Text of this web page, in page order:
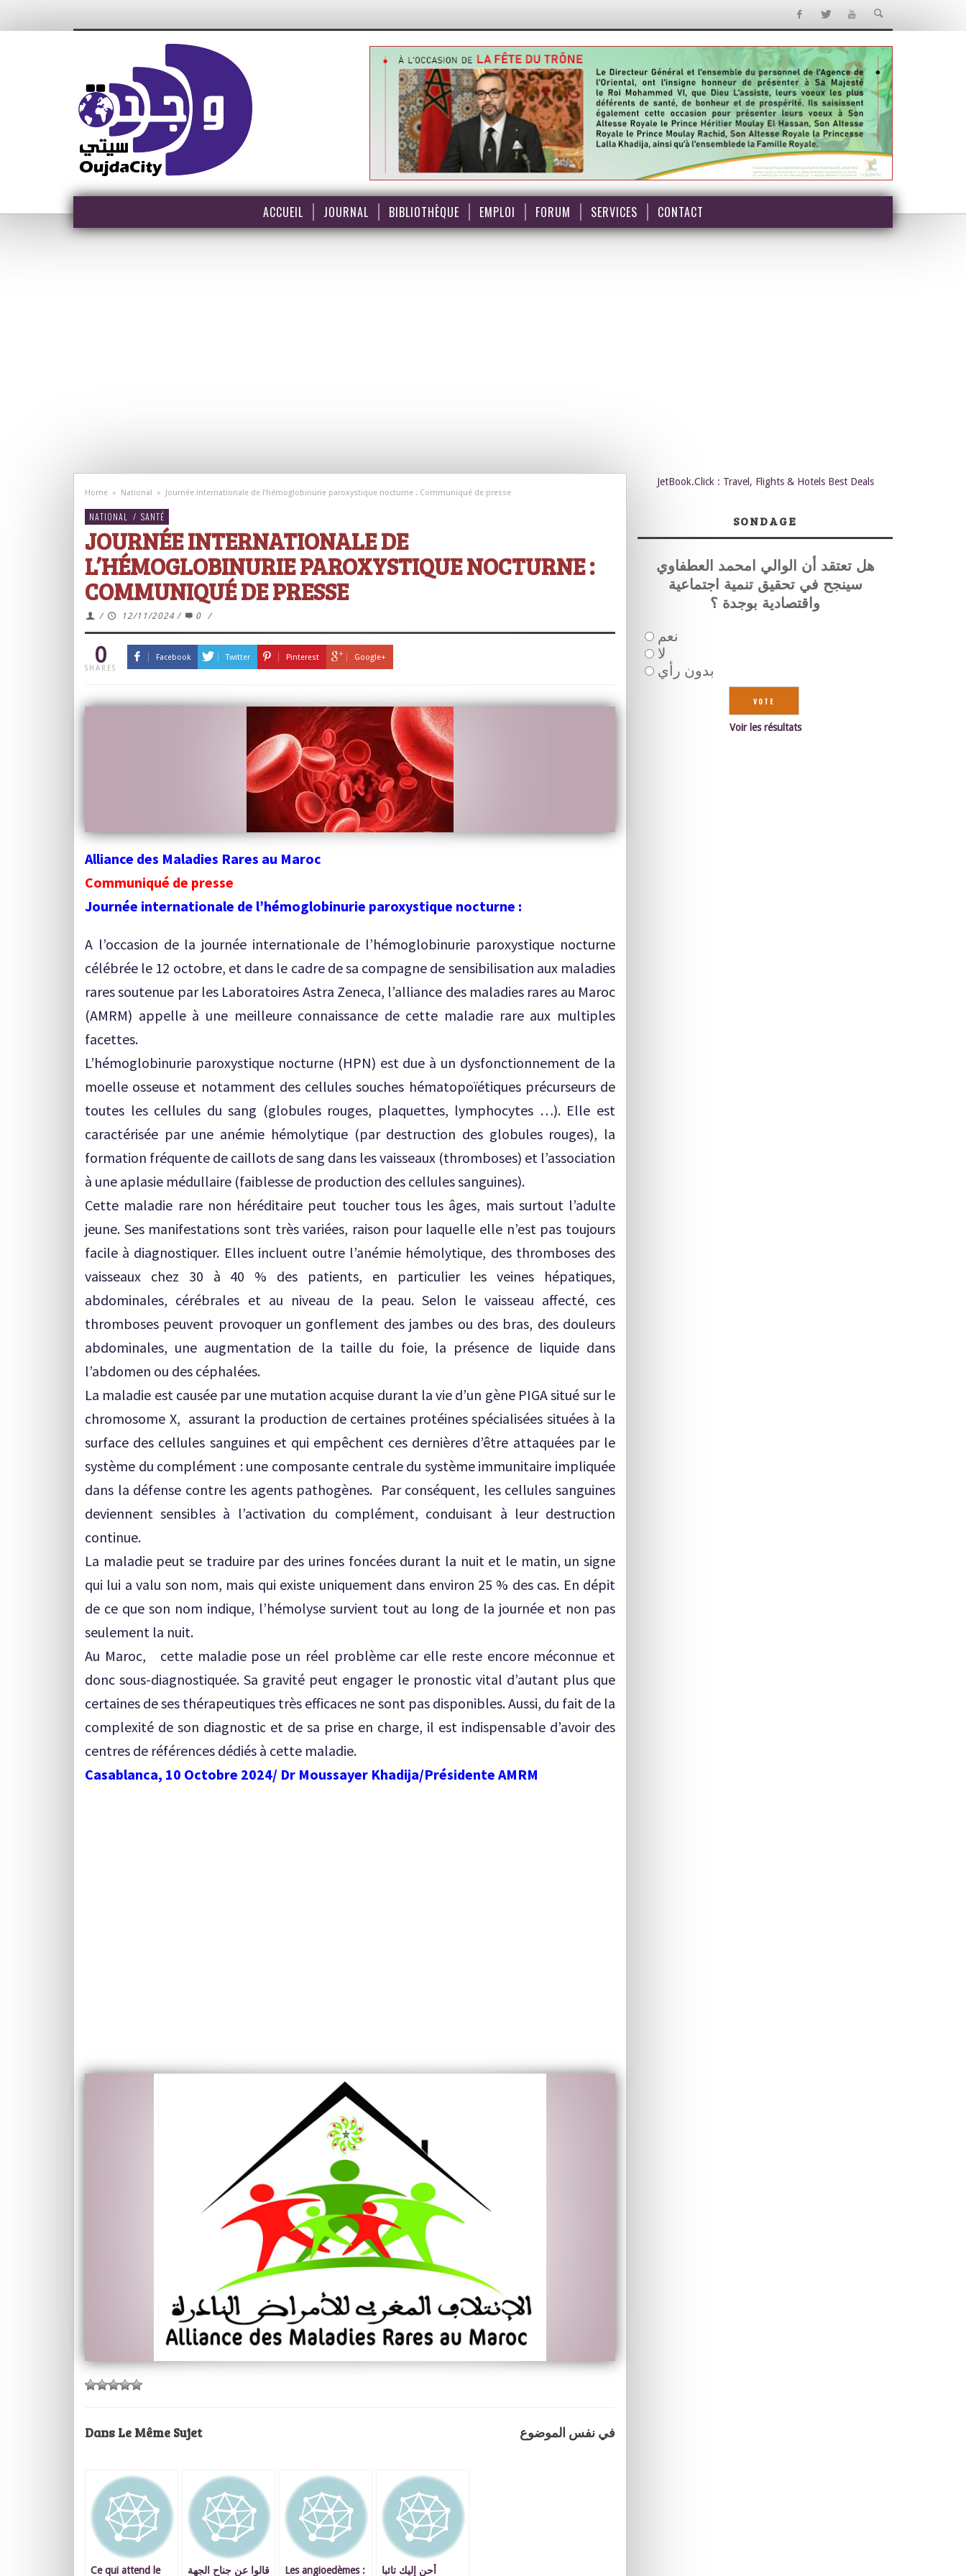
ACCUEIL JOURNAL BIBLIOTHÈQUE EMPLOI FORUM SERVICES CONTACT
Home » National » Journée internationale de l’hémoglobinurie paroxystique nocturne : Communiqué de presse
NATIONAL / SANTÉ
JOURNÉE INTERNATIONALE DE
L’HÉMOGLOBINURIE PAROXYSTIQUE NOCTURNE :
COMMUNIQUÉ DE PRESSE
/ 12/11/2024 / 0 /
0
SHARES
Facebook Twitter Pinterest Google+
Alliance des Maladies Rares au Maroc
Communiqué de presse
Journée internationale de l’hémoglobinurie paroxystique nocturne :
A l’occasion de la journée internationale de l’hémoglobinurie paroxystique nocturne
célébrée le 12 octobre, et dans le cadre de sa compagne de sensibilisation aux maladies
rares soutenue par les Laboratoires Astra Zeneca, l’alliance des maladies rares au Maroc
(AMRM) appelle à une meilleure connaissance de cette maladie rare aux multiples
facettes.
L’hémoglobinurie paroxystique nocturne (HPN) est due à un dysfonctionnement de la
moelle osseuse et notamment des cellules souches hématopoïétiques précurseurs de
toutes les cellules du sang (globules rouges, plaquettes, lymphocytes …). Elle est
caractérisée par une anémie hémolytique (par destruction des globules rouges), la
formation fréquente de caillots de sang dans les vaisseaux (thromboses) et l’association
à une aplasie médullaire (faiblesse de production des cellules sanguines).
Cette maladie rare non héréditaire peut toucher tous les âges, mais surtout l’adulte
jeune. Ses manifestations sont très variées, raison pour laquelle elle n’est pas toujours
facile à diagnostiquer. Elles incluent outre l’anémie hémolytique, des thromboses des
vaisseaux chez 30 à 40 % des patients, en particulier les veines hépatiques,
abdominales, cérébrales et au niveau de la peau. Selon le vaisseau affecté, ces
thromboses peuvent provoquer un gonflement des jambes ou des bras, des douleurs
abdominales, une augmentation de la taille du foie, la présence de liquide dans
l’abdomen ou des céphalées.
La maladie est causée par une mutation acquise durant la vie d’un gène PIGA situé sur le
chromosome X, assurant la production de certaines protéines spécialisées situées à la
surface des cellules sanguines et qui empêchent ces dernières d’être attaquées par le
système du complément : une composante centrale du système immunitaire impliquée
dans la défense contre les agents pathogènes. Par conséquent, les cellules sanguines
deviennent sensibles à l’activation du complément, conduisant à leur destruction
continue.
La maladie peut se traduire par des urines foncées durant la nuit et le matin, un signe
qui lui a valu son nom, mais qui existe uniquement dans environ 25 % des cas. En dépit
de ce que son nom indique, l’hémolyse survient tout au long de la journée et non pas
seulement la nuit.
Au Maroc, cette maladie pose un réel problème car elle reste encore méconnue et
donc sous-diagnostiquée. Sa gravité peut engager le pronostic vital d’autant plus que
certaines de ses thérapeutiques très efficaces ne sont pas disponibles. Aussi, du fait de la
complexité de son diagnostic et de sa prise en charge, il est indispensable d’avoir des
centres de références dédiés à cette maladie.
Casablanca, 10 Octobre 2024/ Dr Moussayer Khadija/Présidente AMRM
Dans Le Même Sujet في نفس الموضوع
Ce qui attend le قالوا عن جناح الجهة Les angioedèmes : أحن إليك تائبا
JetBook.Click : Travel, Flights & Hotels Best Deals
SONDAGE
هل تعتقد أن الوالي امحمد العطفاوي
سينجح في تحقيق تنمية اجتماعية
واقتصادية بوجدة ؟
نعم
لا
بدون رأي
Voir les résultats